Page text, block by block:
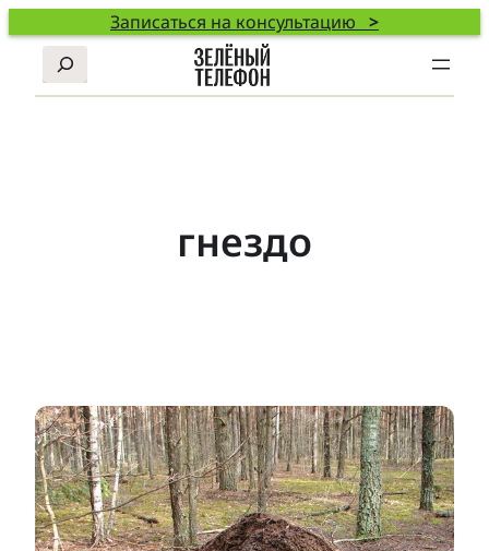
Записаться на консультацию >
Поиск
гнездо